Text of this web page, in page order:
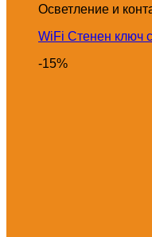
Осветление и
WiFi Стенен ключ
-15%